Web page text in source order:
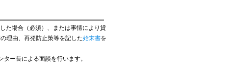
た場合（必須）、または事情により貸
理由、再発防止策等を記した始末書を
ー長による面談を行います。